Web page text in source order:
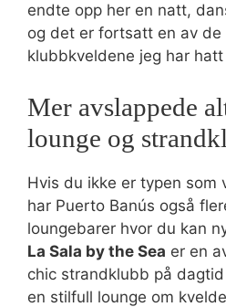
endte opp her en natt,
og det er fortsatt en av de
klubbkveldene jeg har hatt
Mer avslappede
lounge og
Hvis du ikke er typen som
har Puerto Banús også
loungebarer hvor du kan
La Sala by the Sea er en
chic strandklubb på
en stilfull lounge om